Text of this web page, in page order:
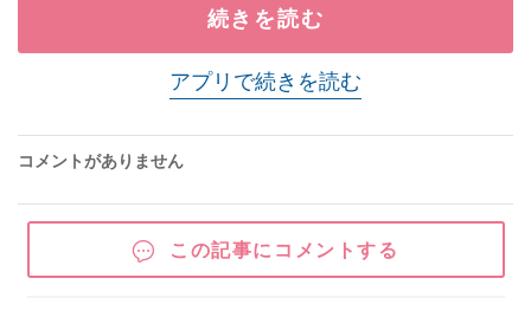
続きを読む
アプリで続きを読む
コメントがありません
この記事にコメントする